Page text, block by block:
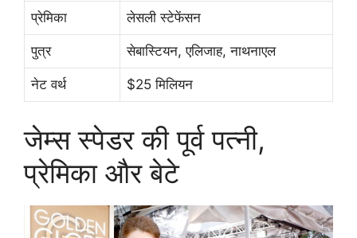
प्रेमिका लेसली स्टेफेंसन
पुत्र सेबास्टियन, एलिजाह, नाथनाएल
नेट वर्थ $25 मिलियन
जेम्स स्पेडर की पूर्व पत्नी,
प्रेमिका और बेटे